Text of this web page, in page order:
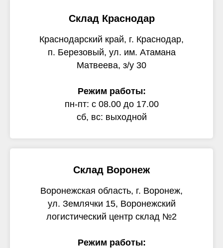
Склад Краснодар
Краснодарский край, г. Краснодар,
п. Березовый, ул. им. Атамана
Матвеева, з/у 30
Режим работы:
пн-пт: с 08.00 до 17.00
сб, вс: выходной
Склад Воронеж
Воронежская область, г. Воронеж,
ул. Землячки 15, Воронежский
логистический центр склад №2
Режим работы: